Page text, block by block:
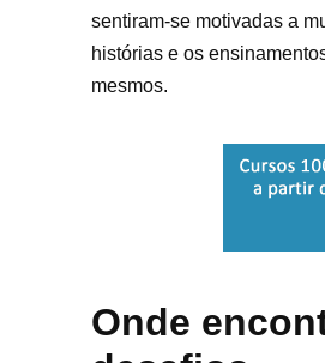
sentiram-se motivadas a
histórias e os
mesmos.
Onde